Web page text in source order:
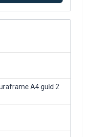
A4 guld 2